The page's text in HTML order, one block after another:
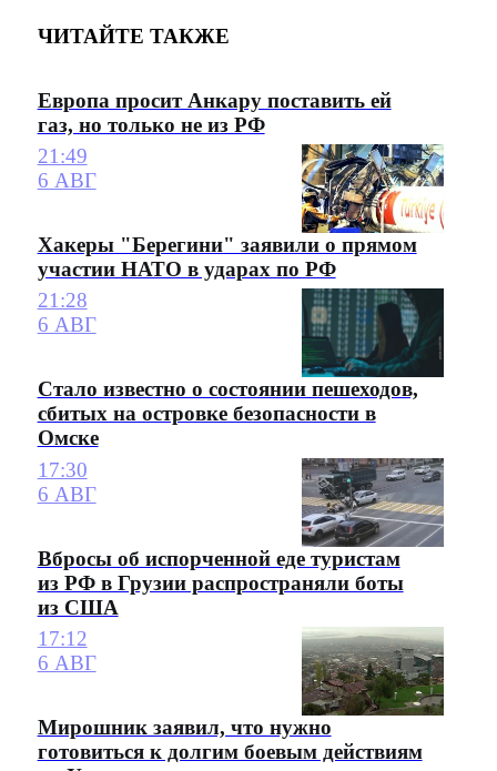
ЧИТАЙТЕ ТАКЖЕ
Европа просит Анкару поставить ей
газ, но только не из РФ
21:49
6 АВГ
Хакеры "Берегини" заявили о прямом
участии НАТО в ударах по РФ
21:28
6 АВГ
Стало известно о состоянии пешеходов,
сбитых на островке безопасности в
Омске
17:30
6 АВГ
Вбросы об испорченной еде туристам
из РФ в Грузии распространяли боты
из США
17:12
6 АВГ
Мирошник заявил, что нужно
готовиться к долгим боевым действиям